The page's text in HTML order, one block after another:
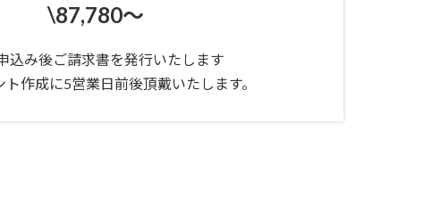
\87,780～
込み後ご請求書を発行いたします
作成に5営業日前後頂戴いたします。